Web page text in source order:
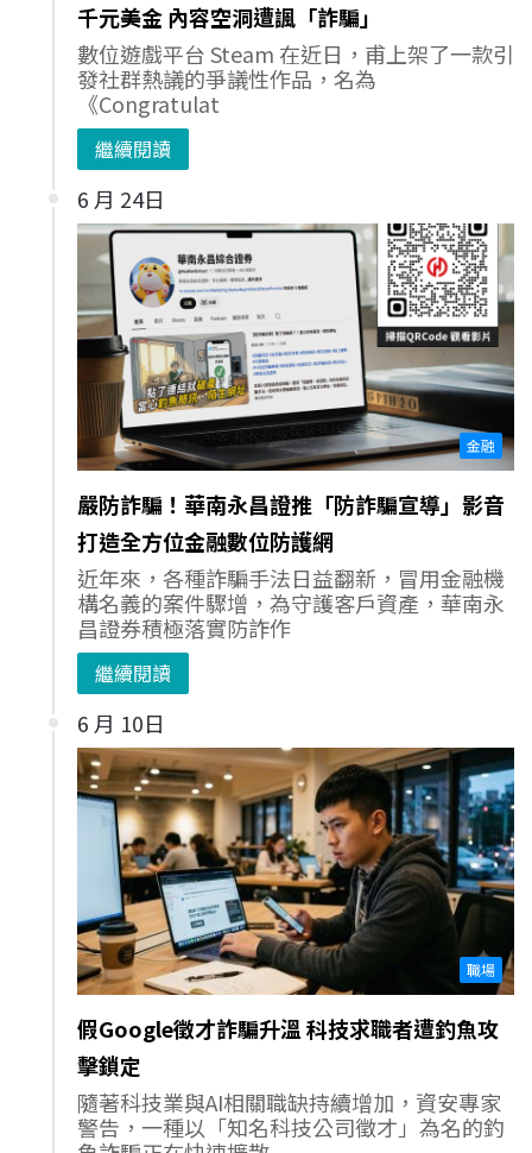
千元美金 內容空洞遭諷「詐騙」
數位遊戲平台 Steam 在近日，甫上架了一款引
發社群熱議的爭議性作品，名為
《Congratulat
繼續閱讀
6 月 24日
金融
嚴防詐騙！華南永昌證推「防詐騙宣導」影音
打造全方位金融數位防護網
近年來，各種詐騙手法日益翻新，冒用金融機
構名義的案件驟增，為守護客戶資產，華南永
昌證券積極落實防詐作
繼續閱讀
6 月 10日
職場
假Google徵才詐騙升溫 科技求職者遭釣魚攻
擊鎖定
隨著科技業與AI相關職缺持續增加，資安專家
警告，一種以「知名科技公司徵才」為名的釣